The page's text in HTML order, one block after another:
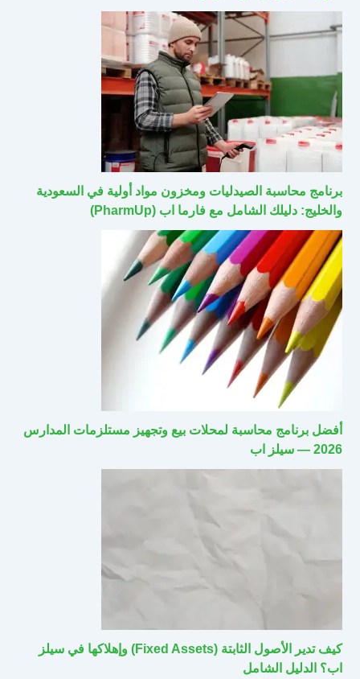
برنامج محاسبة الصيدليات ومخزون مواد أولية في السعودية
والخليج: دليلك الشامل مع فارما اب (PharmUp)
أفضل برنامج محاسبة لمحلات بيع وتجهيز مستلزمات المدارس
2026 — سيلز اب
كيف تدير الأصول الثابتة (Fixed Assets) وإهلاكها في سيلز
اب؟ الدليل الشامل